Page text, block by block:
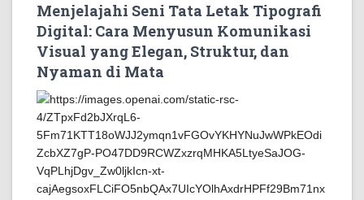
Menjelajahi Seni Tata Letak Tipografi
Digital: Cara Menyusun Komunikasi
Visual yang Elegan, Struktur, dan
Nyaman di Mata